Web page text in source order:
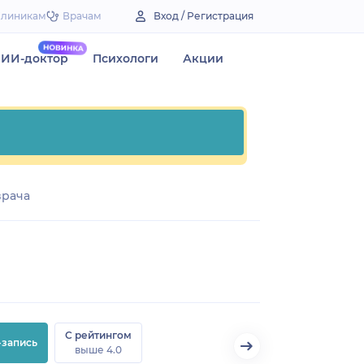
Врачам Вход / Регистрация
ИИ-доктор Психологи Акции
С рейтингом
выше 4.0